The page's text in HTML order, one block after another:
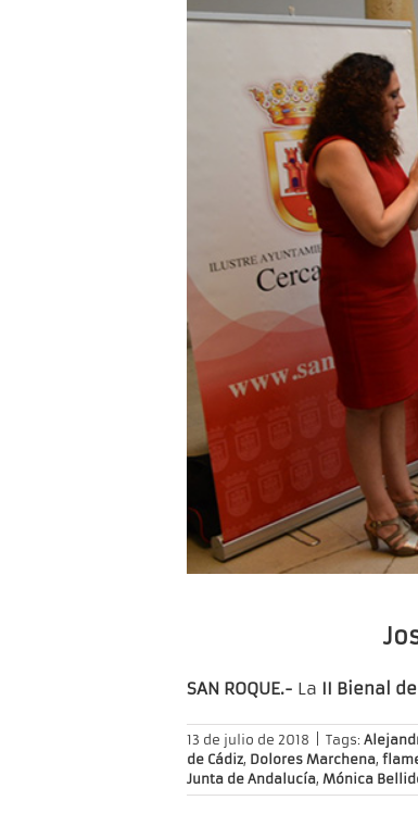
SAN ROQUE.- La II Bienal
13 de julio de 2018 Tags:
de Cádiz, Dolores Marchena,
Junta de Andalucía, Mónica